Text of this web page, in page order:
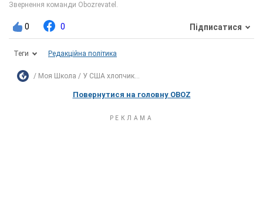
0 0 Підписатися
Теги Редакційна політика
Моя Школа У США хлопчик...
Повернутися на головну OBOZ